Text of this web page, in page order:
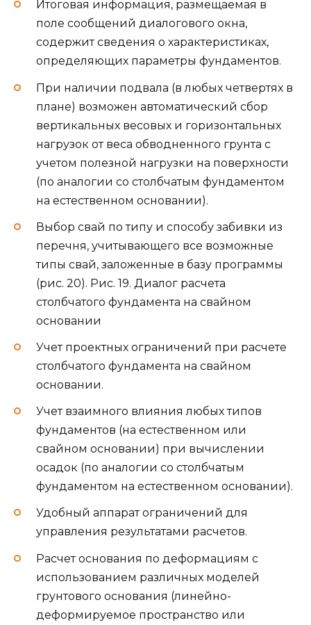
Итоговая информация, размещаемая в
поле сообщений диалогового окна,
содержит сведения о характеристиках,
определяющих параметры фундаментов.
При наличии подвала (в любых четвертях в
плане) возможен автоматический сбор
вертикальных весовых и горизонтальных
нагрузок от веса обводненного грунта с
учетом полезной нагрузки на поверхности
(по аналогии со столбчатым фундаментом
на естественном основании).
Выбор свай по типу и способу забивки из
перечня, учитывающего все возможные
типы свай, заложенные в базу программы
(рис. 20). Рис. 19. Диалог расчета
столбчатого фундамента на свайном
основании
Учет проектных ограничений при расчете
столбчатого фундамента на свайном
основании.
Учет взаимного влияния любых типов
фундаментов (на естественном или
свайном основании) при вычислении
осадок (по аналогии со столбчатым
фундаментом на естественном основании).
Удобный аппарат ограничений для
управления результатами расчетов.
Расчет основания по деформациям с
использованием различных моделей
грунтового основания (линейно-
деформируемое пространство или